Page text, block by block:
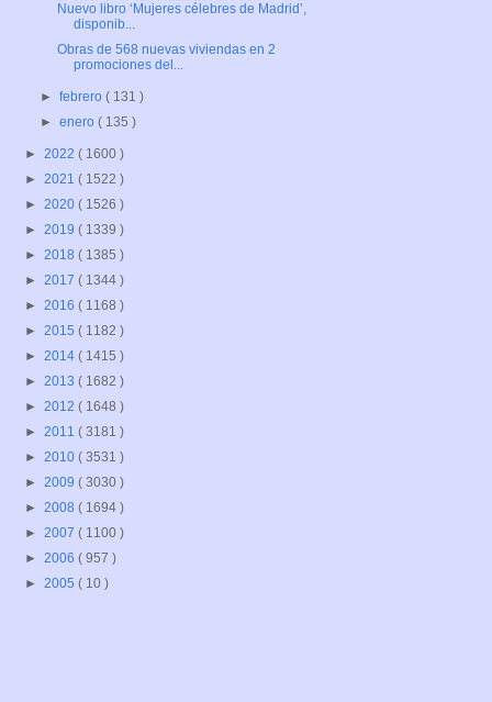
Nuevo libro ‘Mujeres célebres de Madrid’,
disponib...
Obras de 568 nuevas viviendas en 2
promociones del...
►febrero( 131 )
►enero( 135 )
► 2022 ( 1600 )
► 2021 ( 1522 )
► 2020 ( 1526 )
► 2019 ( 1339 )
► 2018 ( 1385 )
► 2017 ( 1344 )
► 2016 ( 1168 )
► 2015 ( 1182 )
► 2014 ( 1415 )
► 2013 ( 1682 )
► 2012 ( 1648 )
► 2011 ( 3181 )
► 2010 ( 3531 )
► 2009 ( 3030 )
► 2008 ( 1694 )
► 2007 ( 1100 )
► 2006 ( 957 )
► 2005 ( 10 )